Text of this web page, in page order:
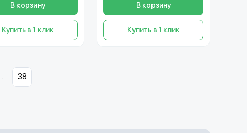
В корзину
Купить в 1 клик
В корзину
Купить в 1 клик
... 38